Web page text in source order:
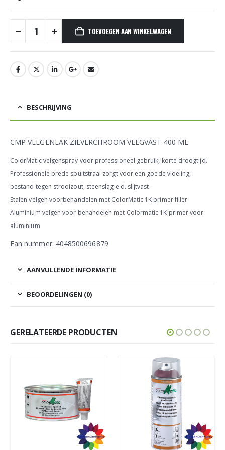
TOEVOEGEN AAN WINKELWAGEN
BESCHRIJVING
CMP VELGENLAK ZILVERCHROOM VEEGVAST 400 ML
ColorMatic velgenspray voor professioneel gebruik, korte droogtijd.
Professionele brede spuitstraal zorgt voor een goede vloeiing,
bestand tegen strooizout, steenslag e.d. slijtvast.
Stalen velgen voorbehandelen met ColorMatic 1K primer filler
Aluminium velgen voor behandelen met Colormatic 1K primer voor
aluminium
Ean nummer: 4048500696879
AANVULLENDE INFORMATIE
BEOORDELINGEN (0)
GERELATEERDE PRODUCTEN